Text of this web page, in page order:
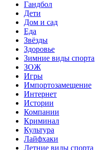
Гандбол
Дети
Дом и сад
Еда
Звёзды
Здоровье
Зимние виды спорта
ЗОЖ
Игры
Импортозамещение
Интернет
Истории
Компании
Криминал
Культура
Лайфхаки
Летние виды спорта